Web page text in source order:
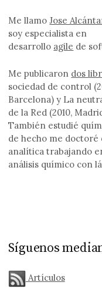
Me llamoJose
soy especialista en
desarrollo agile de
Me publicaron dos
sociedad de control
Barcelona) y La
de la Red (2010,
También estudié
de hecho me doctoré
analítica trabajando
análisis químico con
Síguenos
Artículos